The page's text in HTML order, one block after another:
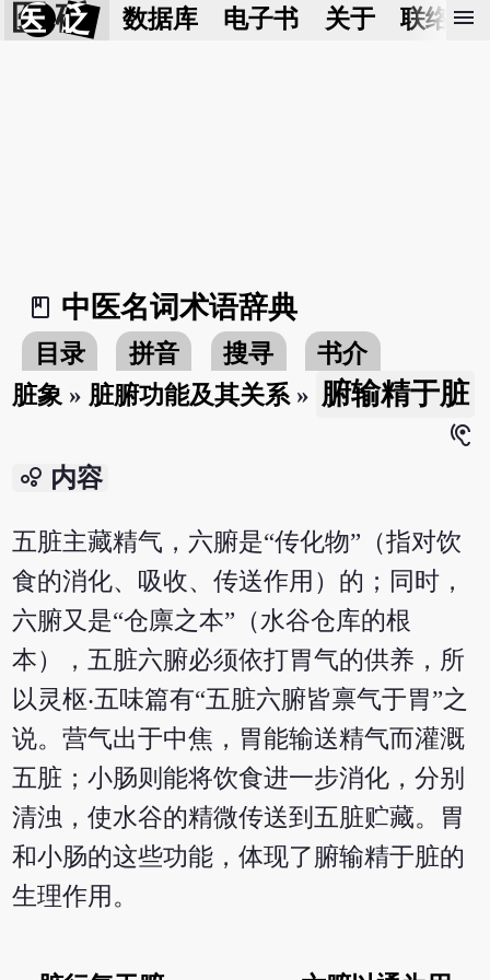
医 砭 数据库 电子书 关于 联络我
menu
book_2
中医名词术语辞典
目录 拼音 搜寻
书介
脏象 » 脏腑功能及其关系 » 腑输精于脏
hearing
bubble_chart 内容
五脏主藏精气，六腑是“传化物”（指对饮
食的消化、吸收、传送作用）的；同时，
六腑又是“仓廪之本”（水谷仓库的根
本），五脏六腑必须依打胃气的供养，所
以灵枢‧五味篇有“五脏六腑皆禀气于胃”之
说。营气出于中焦，胃能输送精气而灌溉
五脏；小肠则能将饮食进一步消化，分别
清浊，使水谷的精微传送到五脏贮藏。胃
和小肠的这些功能，体现了腑输精于脏的
生理作用。